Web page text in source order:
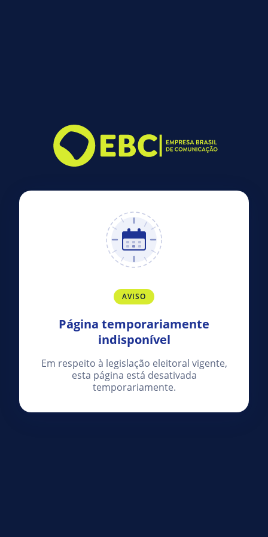
AVISO
Página temporariamente
indisponível
Em respeito à legislação eleitoral vigente,
esta página está desativada
temporariamente.